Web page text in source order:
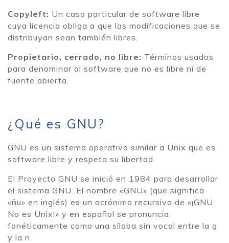
Copyleft: Un caso particular de software libre
cuya licencia obliga a que las modificaciones que se
distribuyan sean también libres.
Propietario, cerrado, no libre: Términos usados
para denominar al software que no es libre ni de
fuente abierta.
¿Qué es GNU?
GNU es un sistema operativo similar a Unix que es
software libre y respeta su libertad.
El Proyecto GNU se inició en 1984 para desarrollar
el sistema GNU. El nombre «GNU» (que significa
«ñu» en inglés) es un acrónimo recursivo de «¡GNU
No es Unix!» y en español se pronuncia
fonéticamente como una sílaba sin vocal entre la g
y la n.